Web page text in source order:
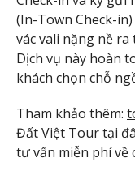
(In-Town Check-
vác vali nặng nề
Dịch vụ này hoàn
khách chọn chỗ
Tham khảo thêm:
Đất Việt Tour tại
tư vấn miễn phí về